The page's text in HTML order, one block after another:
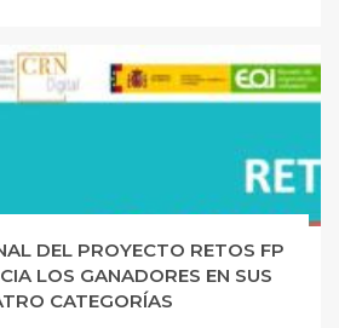
DEL PROYECTO RETOS FP
LOS GANADORES EN SUS
CATEGORÍAS